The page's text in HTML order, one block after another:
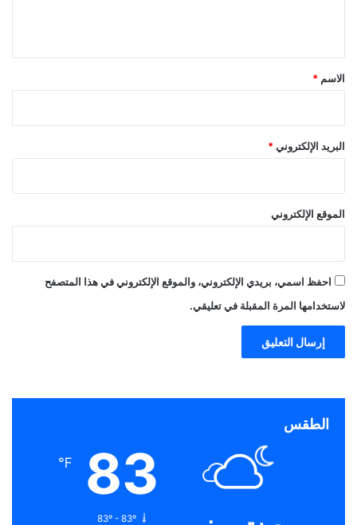
*
الاسم *
البريد الإلكتروني *
الموقع الإلكتروني
احفظ اسمي، بريدي الإلكتروني، والموقع الإلكتروني في هذا المتصفح
لاستخدامها المرة المقبلة في تعليقي.
الطقس
83
℉
83º - 83º